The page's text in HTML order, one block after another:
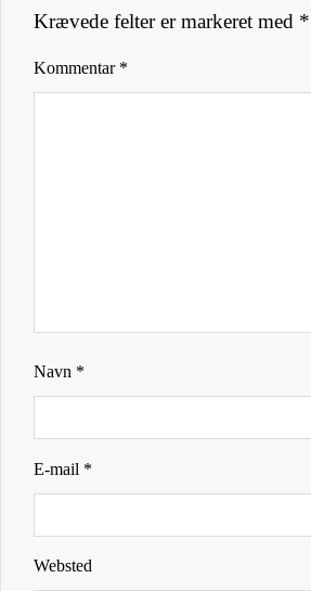
Krævede felter er markeret med *
Kommentar *
Navn *
E-mail *
Websted